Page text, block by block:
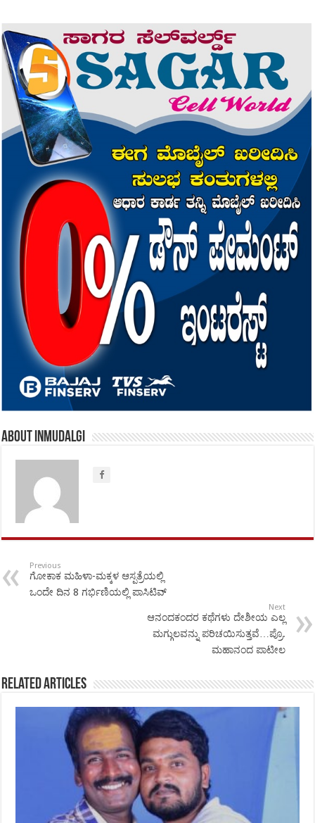
About inmudalgi
Previous
ಗೋಕಾಕ ಮಹಿಳಾ-ಮಕ್ಕಳ ಆಸ್ಪತ್ರೆಯಲ್ಲಿ
ಒಂದೇ ದಿನ 8 ಗರ್ಭಿಣಿಯಲ್ಲಿ ಪಾಸಿಟಿವ್
Next
ಆನಂದಕಂದರ ಕಥೆಗಳು ದೇಶೀಯ ಎಲ್ಲ
ಮಗ್ಗುಲವನ್ನು ಪರಿಚಯಿಸುತ್ತವೆ…ಪ್ರೊ.
ಮಹಾನಂದ ಪಾಟೀಲ
Related Articles